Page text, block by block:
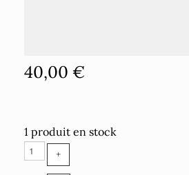
40,00 €
1 produit en stock
+